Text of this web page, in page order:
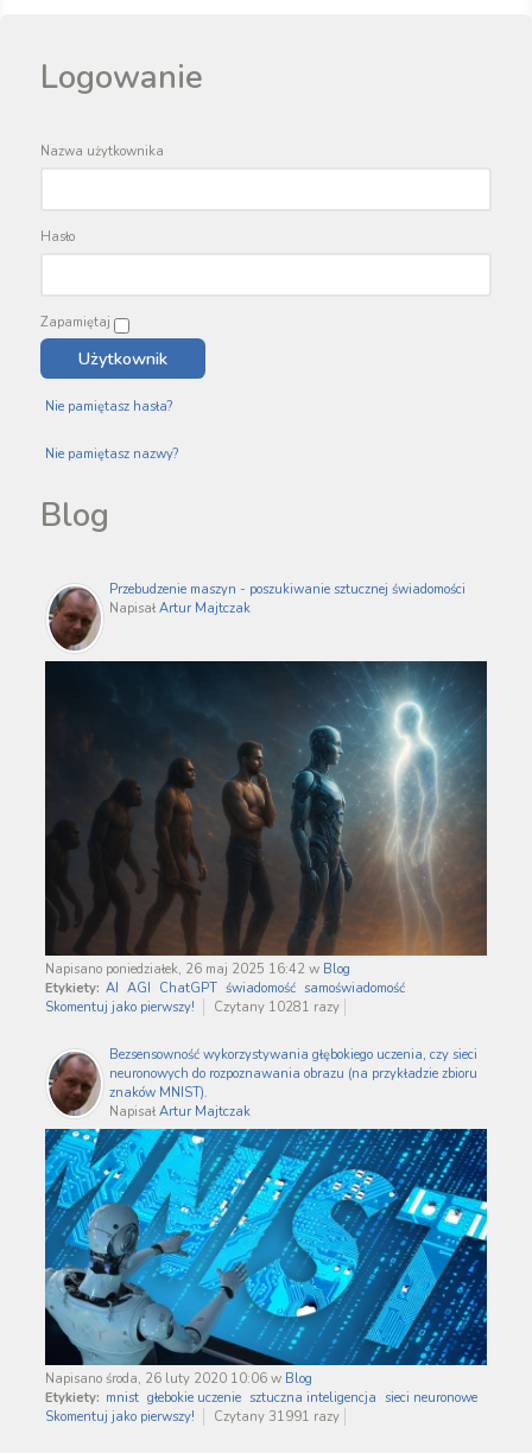
Logowanie
Nazwa użytkownika
Hasło
Zapamiętaj
Nie pamiętasz hasła?
Nie pamiętasz nazwy?
Blog
Przebudzenie maszyn - poszukiwanie sztucznej świadomości
Napisał Artur Majtczak
Napisano poniedziałek, 26 maj 2025 16:42 w Blog
Etykiety: AI AGI ChatGPT świadomość samoświadomość
Skomentuj jako pierwszy!
Czytany 10281 razy
Bezsensowność wykorzystywania głębokiego uczenia, czy sieci
neuronowych do rozpoznawania obrazu (na przykładzie zbioru
znaków MNIST).
Napisał Artur Majtczak
Napisano środa, 26 luty 2020 10:06 w Blog
Etykiety: mnist głebokie uczenie sztuczna inteligencja sieci neuronowe
Skomentuj jako pierwszy!
Czytany 31991 razy